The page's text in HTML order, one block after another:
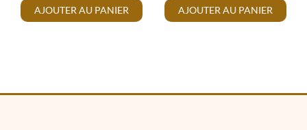
AJOUTER AU PANIER AJOUTER AU PANIER